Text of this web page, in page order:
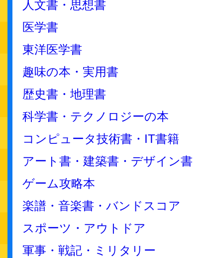
人文書・思想書
医学書
東洋医学書
趣味の本・実用書
歴史書・地理書
科学書・テクノロジーの本
コンピュータ技術書・IT書籍
アート書・建築書・デザイン書
ゲーム攻略本
楽譜・音楽書・バンドスコア
スポーツ・アウトドア
軍事・戦記・ミリタリー